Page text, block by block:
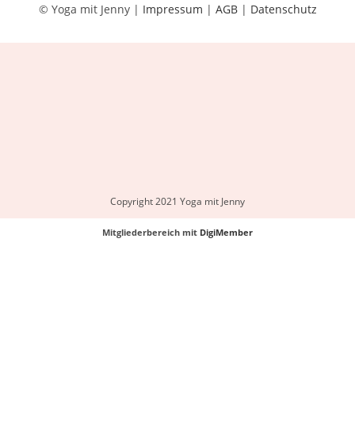
© Yoga mit Jenny | Impressum | AGB| Datenschutz
Copyright 2021 Yoga mit Jenny
Mitgliederbereich mit DigiMember